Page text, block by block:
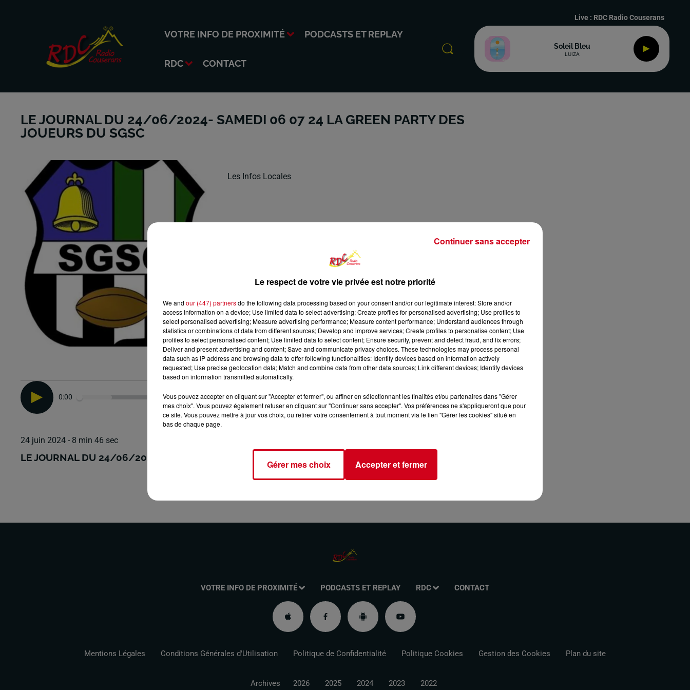
VOTRE INFO DE PROXIMITÉ PODCASTS ET REPLAY
RDC CONTACT
Live : RDC Radio Couserans
Soleil Bleu
LUIZA
LE JOURNAL DU 24/06/2024- SAMEDI 06 07 24 LA GREEN PARTY DES
JOUEURS DU SGSC
Les Infos Locales
0:00 8 min 46 sec
24 juin 2024 - 8 min 46 sec
LE JOURNAL DU 24/06/2024- SAMEDI 06 07 24 LA GREEN PARTY DES JOUEURS DU SGSC
VOTRE INFO DE PROXIMITÉ PODCASTS ET REPLAY RDC CONTACT
Mentions Légales Conditions Générales d'Utilisation Politique de Confidentialité Politique Cookies Gestion des Cookies Plan du site
Archives 2026 2025 2024 2023 2022
Le respect de votre vie privée est notre priorité
We and our (447) partnersdo the following data processing based on your consent and/or our legitimate interest: Store and/or
access information on a device; Use limited data to select advertising; Create profiles for personalised advertising; Use profiles to
select personalised advertising; Measure advertising performance; Measure content performance; Understand audiences through
statistics or combinations of data from different sources; Develop and improve services; Create profiles to personalise content; Use
profiles to select personalised content; Use limited data to select content; Ensure security, prevent and detect fraud, and fix errors;
Deliver and present advertising and content; Save and communicate privacy choices. These technologies may process personal
data such as IP address and browsing data to offer following functionalities: Identify devices based on information actively
requested; Use precise geolocation data; Match and combine data from other data sources; Link different devices; Identify devices
based on information transmitted automatically.
Vous pouvez accepter en cliquant sur "Accepter et fermer", ou affiner en sélectionnant les finalités et/ou partenaires dans "Gérer
mes choix". Vous pouvez également refuser en cliquant sur "Continuer sans accepter". Vos préférences ne s'appliqueront que pour
ce site. Vous pouvez mettre à jour vos choix, ou retirer votre consentement à tout moment via le lien "Gérer les cookies" situé en
bas de chaque page.
Gérer mes choix Accepter et fermer
Continuer sans accepter